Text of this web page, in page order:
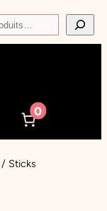
0
/ Sticks